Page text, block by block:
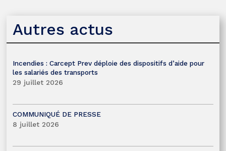
Autres actus
Incendies : Carcept Prev déploie des dispositifs d’aide pour
les salariés des transports
29 juillet 2026
COMMUNIQUÉ DE PRESSE
8 juillet 2026